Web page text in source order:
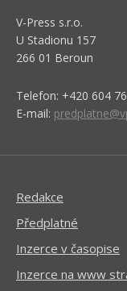
V-Press s.r.o.
U Stadionu 157
266 01 Beroun
Telefon: +420 604
E-mail:
Redakce
Předplatné
Inzerce v časopise
Inzerce na www